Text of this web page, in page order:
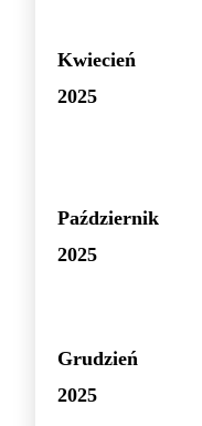
Kwiecień
2025
Październik
2025
Grudzień
2025